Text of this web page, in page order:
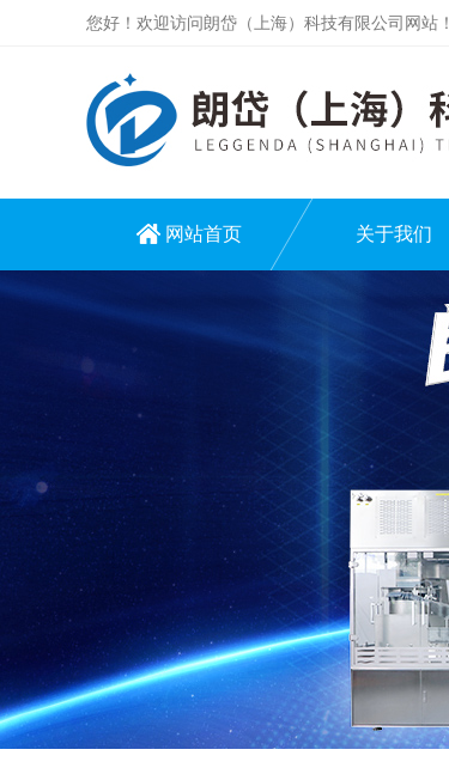
您好！欢迎访问朗岱（上海）科技有限公司网站！
网站首页 关于我们